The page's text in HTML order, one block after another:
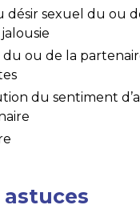
désir sexuel du ou
du ou de la
du sentiment